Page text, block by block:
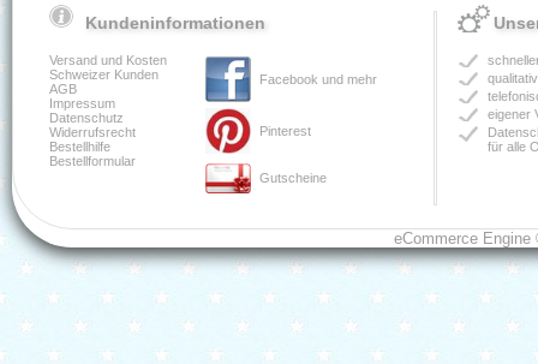
Kundeninformationen
Versand und Kosten
Schweizer Kunden
AGB
Impressum
Datenschutz
Widerrufsrecht
Bestellhilfe
Bestellformular
Facebook und mehr
Pinterest
Gutscheine
eigener
für alle
eCommerce